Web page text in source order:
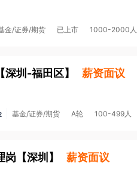
金/证券/期货 已上市 1000-2000人
【深圳-福田区】 薪资面议
基金/证券/期货 A轮 100-499人
岗 【深圳 】 薪资面议